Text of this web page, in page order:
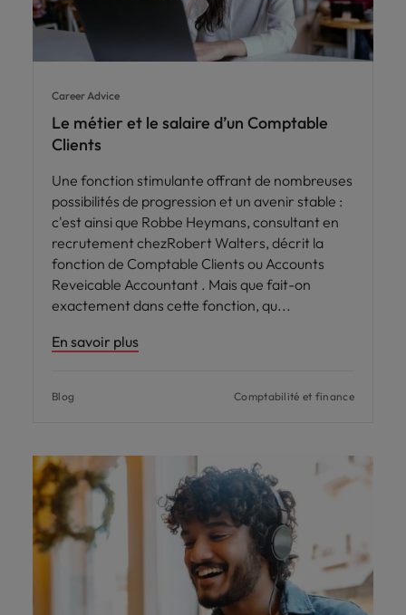
Career Advice
Le métier et le salaire d’un Comptable
Clients
Une fonction stimulante offrant de nombreuses
possibilités de progression et un avenir stable :
c'est ainsi que Robbe Heymans, consultant en
recrutement chezRobert Walters, décrit la
fonction de Comptable Clients ou Accounts
Reveicable Accountant . Mais que fait-on
exactement dans cette fonction, qu
En savoir plus
Blog Comptabilité et finance